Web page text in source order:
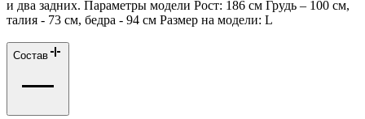
и два задних. Параметры модели Рост: 186 см Грудь – 100 см,
талия - 73 см, бедра - 94 см Размер на модели: L
Состав